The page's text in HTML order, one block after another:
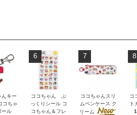
んキー
コちゃ
ール
6
ココちゃん ぷ
っくりシール コ
コちゃん＆フレ
7
ココちゃんスリ
ムペンケース ク
リーム
8
コ
ト